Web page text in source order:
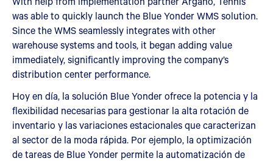
was able to quickly launch the Blue Yonder WMS solution.
Since the WMS seamlessly integrates with other
warehouse systems and tools, it began adding value
immediately, significantly improving the company’s
distribution center performance.
Hoy en día, la solución Blue Yonder ofrece la potencia y la
flexibilidad necesarias para gestionar la alta rotación de
inventario y las variaciones estacionales que caracterizan
al sector de la moda rápida. Por ejemplo, la optimización
de tareas de Blue Yonder permite la automatización de